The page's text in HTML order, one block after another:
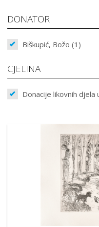
DONATOR
Biškupić, Božo (1)
CJELINA
Donacije likovnih djela